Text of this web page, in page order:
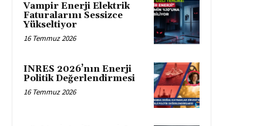
Vampir Enerji Elektrik
Faturalarını Sessizce
Yükseltiyor
16 Temmuz 2026
INRES 2026’nın Enerji
Politik Değerlendirmesi
16 Temmuz 2026